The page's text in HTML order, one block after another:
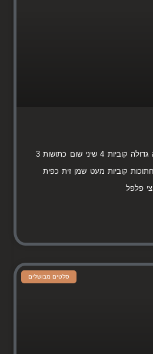
חומרים: בצל קצוץ גמבה גדולה קוביות 4 שיני שום כתושות 3
קוביות מעט שמן זית כפית
פלפל
סלטים מבושלים